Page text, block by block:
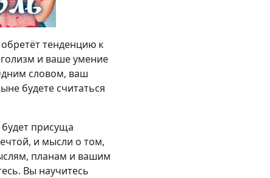
тенденцию к
и ваше умение
словом, ваш
будете считаться
присуща
и мысли о том,
планам и вашим
Вы научитесь